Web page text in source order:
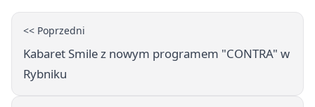
<< Poprzedni
Kabaret Smile z nowym programem "CONTRA" w
Rybniku